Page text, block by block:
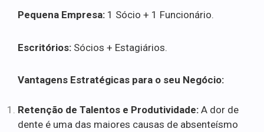
Pequena Empresa: 1 Sócio + 1 Funcionário.
Escritórios: Sócios + Estagiários.
Vantagens Estratégicas para o seu Negócio:
Retenção de Talentos e Produtividade: A dor de
dente é uma das maiores causas de absenteísmo